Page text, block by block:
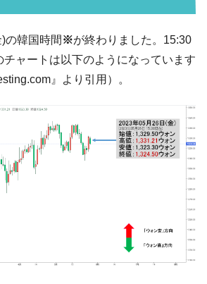
信用赦免を何回やっても、何回やっ
したのに60万人がまた延滞者に転
乗り出す。
2026年07月の輸出入」絶好調。半導
輸出全体の41％もある
李在明「青年層の雇用状況が悪い。せ
よう」⇒ どんな雇用対策だソレ。
国の外貨準備】2026年07月は4,279億ド
億ドル」
「ここは北朝鮮なのか。選管がサーバ
入力したのは明白だ」
李在明さっそく不動産対策で浅薄な発
の韓国時間 ※が終わりました。15:30
ャートは以下のようになっています
』より引用）。